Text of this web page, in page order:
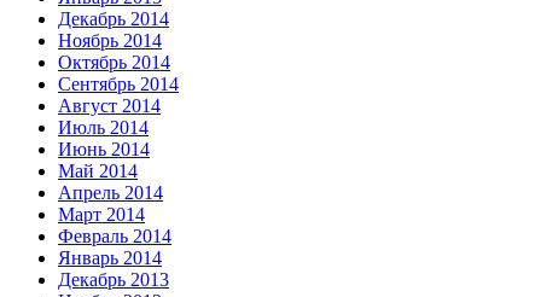
Декабрь 2014
Ноябрь 2014
Октябрь 2014
Сентябрь 2014
Август 2014
Июль 2014
Июнь 2014
Май 2014
Апрель 2014
Март 2014
Февраль 2014
Январь 2014
Декабрь 2013